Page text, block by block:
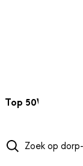
Top 50Webcams